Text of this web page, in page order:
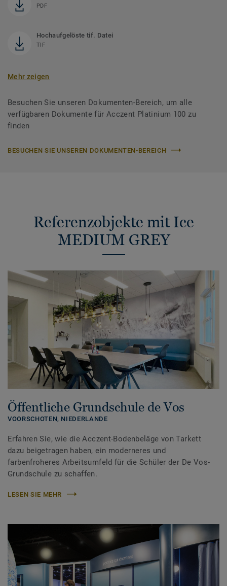
PDF
Hochaufgelöste tif. Datei
TIF
Mehr zeigen
Besuchen Sie unseren Dokumenten-Bereich, um alle
verfügbaren Dokumente für Acczent Platinium 100 zu
finden
BESUCHEN SIE UNSEREN DOKUMENTEN-BEREICH
Referenzobjekte mit Ice
MEDIUM GREY
Öffentliche Grundschule de Vos
VOORSCHOTEN, NIEDERLANDE
Erfahren Sie, wie die Acczent-Bodenbeläge von Tarkett
dazu beigetragen haben, ein moderneres und
farbenfroheres Arbeitsumfeld für die Schüler der De Vos-
Grundschule zu schaffen.
LESEN SIE MEHR